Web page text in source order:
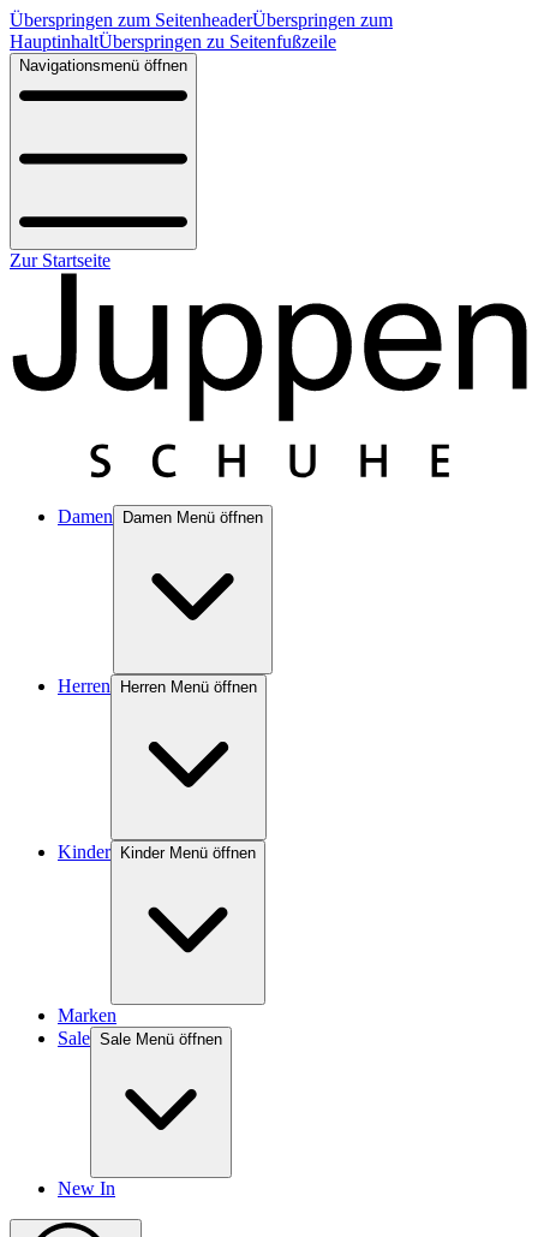
Überspringen zum SeitenheaderÜberspringen zum
HauptinhaltÜberspringen zu Seitenfußzeile
Navigationsmenü öffnen
Zur Startseite
Damen Damen Menü öffnen
Herren Herren Menü öffnen
Kinder Kinder Menü öffnen
Marken
Sale Sale Menü öffnen
New In